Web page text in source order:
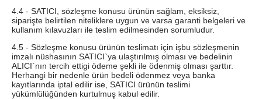
4.4 - SATICI, sözleşme konusu ürünün sağlam, eksiksiz,
siparişte belirtilen niteliklere uygun ve varsa garanti belgeleri ve
kullanım kılavuzları ile teslim edilmesinden sorumludur.
4.5 - Sözleşme konusu ürünün teslimatı için işbu sözleşmenin
imzalı nüshasının SATICI`ya ulaştırılmış olması ve bedelinin
ALICI`nın tercih ettigi ödeme şekli ile ödenmiş olması şarttır.
Herhangi bir nedenle ürün bedeli ödenmez veya banka
kayıtlarında iptal edilir ise, SATICI ürünün teslimi
yükümlülüğünden kurtulmuş kabul edilir.